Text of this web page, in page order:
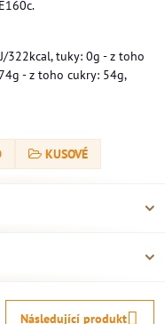
322kcal, tuky: 0g - z toho
- z toho cukry: 54g,
KUSOVÉ
Následující produkt